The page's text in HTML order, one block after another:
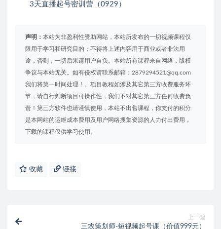
3天直播起号密训营（0929）
声明： 本站为非盈利性赞助网站，本站所发布的一切视频课程仅
限用于学习和研究目的；不得将上述内容用于商业或者非法用
途，否则，一切后果请用户自负。本站所有课程来自网络，版权
争议与本站无关。如有侵权请联系邮箱：2879294521@qq.com
我们将第一时间处理！。项目教程如涉及其它第三方收费服务环
节，请自行判断项目可操作性，我们不对其它第三方任何收费负
责！第三方软件也请谨慎使用，本站不出售课程，你支付的积分
是本网站的运维成本费用及用户网络搜集资源的人力付出费用，
下载的课程仅供学习使用。
收藏 链接
上一篇
三农策划师-短视频起号课（价值999元）